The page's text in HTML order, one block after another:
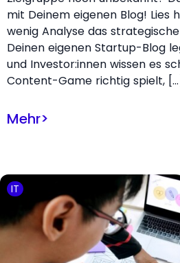
mit Deinem eigenen Blog! Lies
wenig Analyse das
Deinen eigenen Startup-Blog
und Investor:innen wissen es
Content-Game richtig spielt,
Mehr>
IT